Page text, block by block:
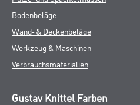
Bodenbeläge
Wand- & Deckenbeläge
Werkzeug & Maschinen
Verbrauchsmaterialien
Gustav Knittel Farben